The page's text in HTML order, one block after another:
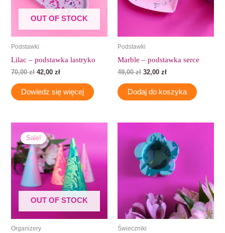
OUT OF STOCK
Podstawki
Lilac – podstawka lastryko
70,00zł 42,00zł
Dowiedz się więcej
Podstawki
Marble – podstawka serce
49,00zł 32,00 zł
Dodaj do koszyka
OUT OF STOCK
Sale!
Organizery
cena
wynosiła:
18,00 zł.
wynosi:
11,00 zł.
Świeczniki